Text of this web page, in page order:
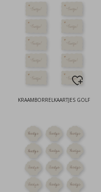
KRAAMBORRELKAARTJES GOLF